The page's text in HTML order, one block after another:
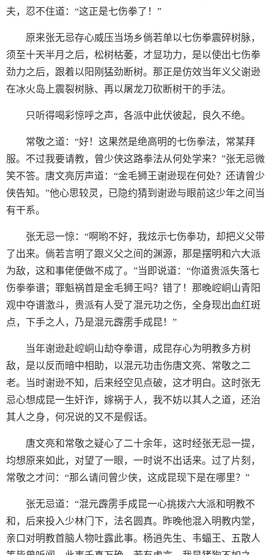
夫，忍不住道：“这正是七伤拳了！”
原来张无忌存心威压当场乡倘若单以七伤拳震碎树脉，
须至十天半月之后，松树枯萎，才显功力，是以使出七伤拳
劲力之后，跟着以阳刚猛劲断树。那正是仿效当年义父谢逊
在冰火岛上震裂树脉、再以屠龙刀砍断树干的手法。
只听得喝彩惊呼之声，各派中此伏彼起，良久不绝。
常敬之道：“好！这果然是绝高明的七伤拳法，常某拜
服。不过我要请教，曾少侠这路拳法从何处学来？”张无忌微
笑不答。唐文亮厉声道：“金毛狮王谢逊现在何处？还请曾少
侠告知。”他心思较灵，已隐约猜到谢逊与眼前这少年之间当
有干系。
张无忌一惊：“啊哟不好，我炫示七伤拳功，却把义父带
了出来。倘若言明了跟义父之间的渊源，那是摆明和六大派
为敌，这和事佬便做不成了。”当即说道：“你道贵派失落七
伤拳拳谱；罪魁祸首是金毛狮王吗？错了！那晚崆峒山青阳
观中夺谱激斗，贵派有人受了混元功之伤，全身现出血红斑
点，下手之人，乃是混元霹雳手成昆！”
当年谢逊赴崆峒山劫夺拳谱，成昆存心为明教多方树
敌，是以反而暗中相助，以混元功击伤唐文亮、常敬之二
老。当时谢逊不知，后来经空见点破，这才明白。这时张无
忌心想成昆一生奸诈，嫁祸于人，我不妨以其人之道，还治
其人之身，何况说的又不是假话。
唐文亮和常敬之疑心了二十余年，这时经张无忌一提，
均想原来如此，对望了一眼，一时说不出话来。过了片刻，
常敬之才问：“那么请问曾少侠，这成昆现下是在哪里？”
张无忌道：“混元霹雳手成昆一心挑拨六大派和明教不
和，后来投入少林门下，法名圆真。昨晚他混入明教内堂，
亲口对明教首脑人物吐露此事。杨逍先生、韦蝠王、五散人